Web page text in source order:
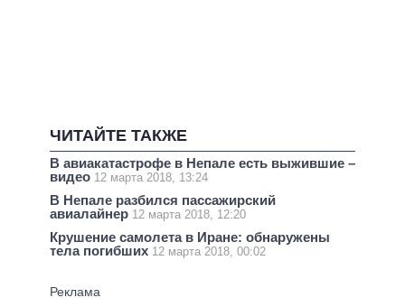
ЧИТАЙТЕ ТАКЖЕ
В авиакатастрофе в Непале есть выжившие –
видео 12 марта 2018, 13:24
В Непале разбился пассажирский
авиалайнер 12 марта 2018, 12:20
Крушение самолета в Иране: обнаружены
тела погибших 12 марта 2018, 00:02